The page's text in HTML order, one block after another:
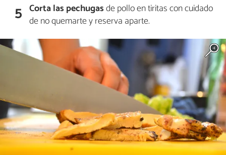
5 Corta las pechugasde pollo en tiritas con cuidado
de no quemarte y reserva aparte.